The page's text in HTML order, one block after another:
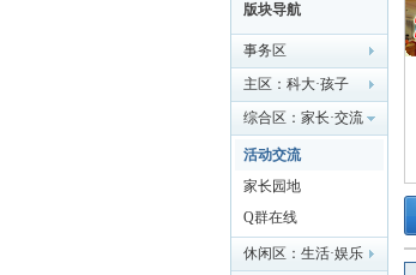
版块导航
事务区
主区：科大·孩子
综合区：家长·交流
活动交流
家长园地
Q群在线
休闲区：生活·娱乐